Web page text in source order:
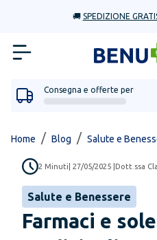
🚚 SPEDIZIONE
Consegna e offerte per
Home / Blog / Salute e
2 Minuti 27/05/2025 Dott.ssa
Salute e Benessere
Farmaci e